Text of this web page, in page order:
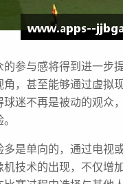
参与感将得到进一步
，甚至能够通过虚拟
迷不再是被动的观众
是单向的，通过电视
技术的出现，不仅增